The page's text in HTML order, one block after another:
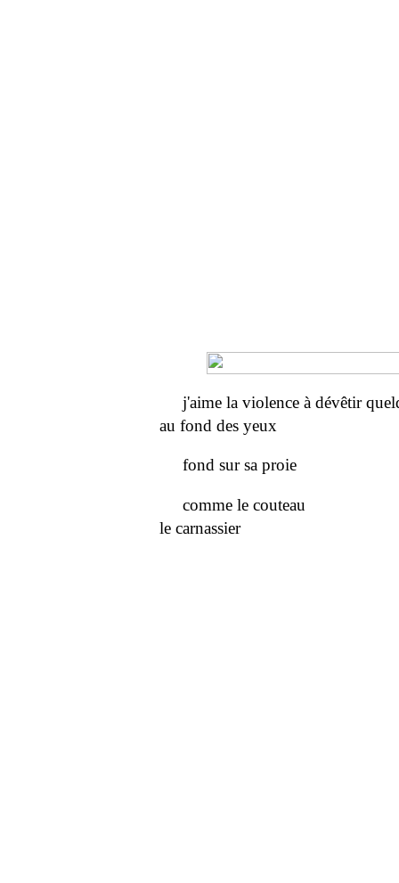
j'aime la violence à dévêtir
au fond des yeux
fond sur sa proie
comme le couteau
le carnassier